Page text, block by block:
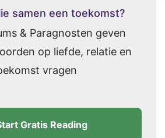
samen een toekomst?
& Paragnosten geven
op liefde, relatie en
vragen
Gratis Reading